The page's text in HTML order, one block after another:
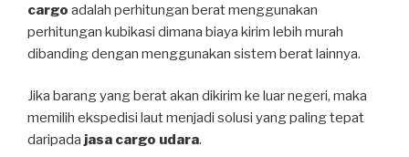
cargo adalah perhitungan berat menggunakan
perhitungan kubikasi dimana biaya kirim lebih murah
dibanding dengan menggunakan sistem berat lainnya.
Jika barang yang berat akan dikirim ke luar negeri, maka
memilih ekspedisi laut menjadi solusi yang paling tepat
daripada jasa cargo udara.